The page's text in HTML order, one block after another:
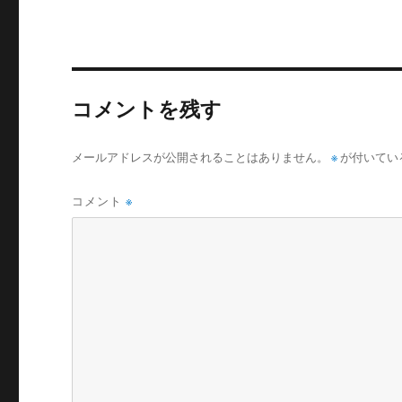
コメントを残す
メールアドレスが公開されることはありません。 ※ が付いて
コメント※